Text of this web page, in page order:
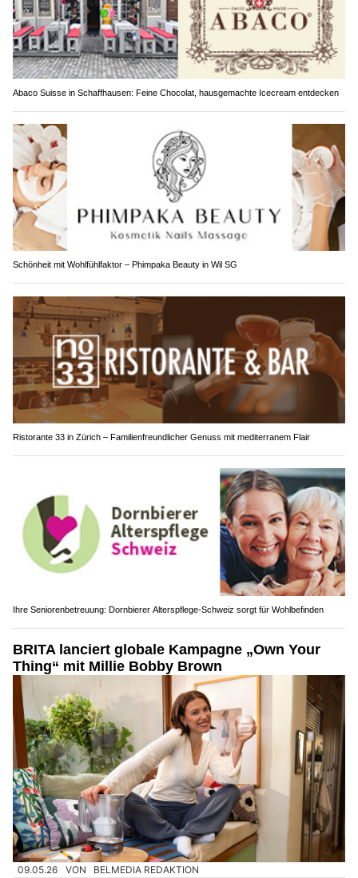
Abaco Suisse in Schaffhausen: Feine Chocolat, hausgemachte Icecream entdecken
Schönheit mit Wohlfühlfaktor – Phimpaka Beauty in Wil SG
Ristorante 33 in Zürich – Familienfreundlicher Genuss mit mediterranem Flair
Ihre Seniorenbetreuung: Dornbierer Alterspflege-Schweiz sorgt für Wohlbefinden
BRITA lanciert globale Kampagne „Own Your
Thing“ mit Millie Bobby Brown
09.05.26 VON BELMEDIA REDAKTION